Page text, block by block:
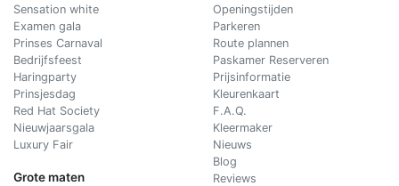
Sensation white
Examen gala
Prinses Carnaval
Bedrijfsfeest
Haringparty
Prinsjesdag
Red Hat Society
Nieuwjaarsgala
Luxury Fair
Grote maten
Openingstijden
Parkeren
Route plannen
Paskamer Reserveren
Prijsinformatie
Kleurenkaart
F.A.Q.
Kleermaker
Nieuws
Blog
Reviews